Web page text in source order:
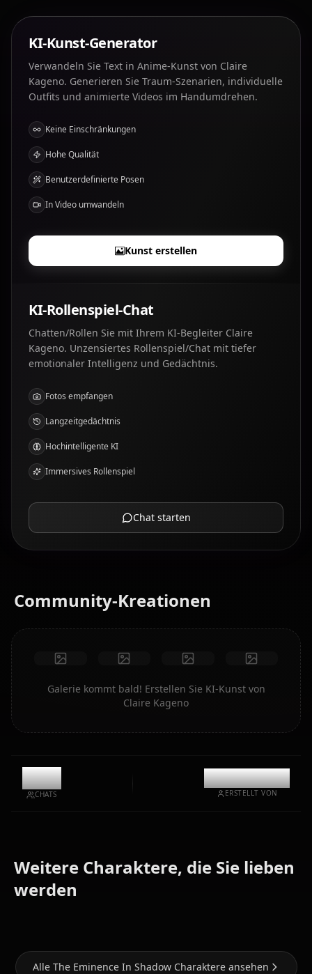
KI-Kunst-Generator
Verwandeln Sie Text in Anime-Kunst von Claire
Kageno. Generieren Sie Traum-Szenarien, individuelle
Outfits und animierte Videos im Handumdrehen.
Keine Einschränkungen
Hohe Qualität
Benutzerdefinierte Posen
In Video umwandeln
Kunst erstellen
KI-Rollenspiel-Chat
Chatten/Rollen Sie mit Ihrem KI-Begleiter Claire
Kageno. Unzensiertes Rollenspiel/Chat mit tiefer
emotionaler Intelligenz und Gedächtnis.
Fotos empfangen
Langzeitgedächtnis
Hochintelligente KI
Immersives Rollenspiel
Chat starten
Community-Kreationen
Galerie kommt bald! Erstellen Sie KI-Kunst von
Claire Kageno
5.4k
CHATS
@kinayymon
ERSTELLT VON
Weitere Charaktere, die Sie lieben
werden
Alle The Eminence In Shadow Charaktere ansehen